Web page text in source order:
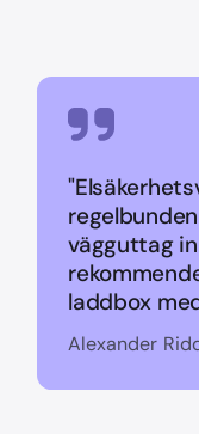
vägguttag
laddbox
Alexander